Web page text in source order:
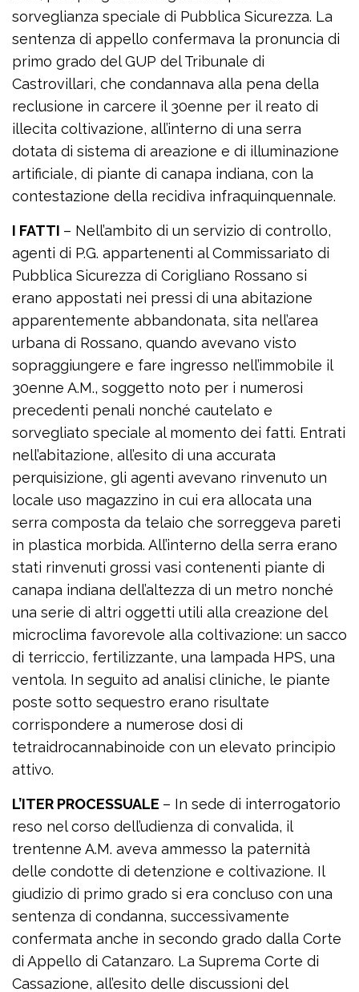
sorveglianza speciale di Pubblica Sicurezza. La
sentenza di appello confermava la pronuncia di
primo grado del GUP del Tribunale di
Castrovillari, che condannava alla pena della
reclusione in carcere il 30enne per il reato di
illecita coltivazione, all’interno di una serra
dotata di sistema di areazione e di illuminazione
artificiale, di piante di canapa indiana, con la
contestazione della recidiva infraquinquennale.
I FATTI – Nell’ambito di un servizio di controllo,
agenti di P.G. appartenenti al Commissariato di
Pubblica Sicurezza di Corigliano Rossano si
erano appostati nei pressi di una abitazione
apparentemente abbandonata, sita nell’area
urbana di Rossano, quando avevano visto
sopraggiungere e fare ingresso nell’immobile il
30enne A.M., soggetto noto per i numerosi
precedenti penali nonché cautelato e
sorvegliato speciale al momento dei fatti. Entrati
nell’abitazione, all’esito di una accurata
perquisizione, gli agenti avevano rinvenuto un
locale uso magazzino in cui era allocata una
serra composta da telaio che sorreggeva pareti
in plastica morbida. All’interno della serra erano
stati rinvenuti grossi vasi contenenti piante di
canapa indiana dell’altezza di un metro nonché
una serie di altri oggetti utili alla creazione del
microclima favorevole alla coltivazione: un sacco
di terriccio, fertilizzante, una lampada HPS, una
ventola. In seguito ad analisi cliniche, le piante
poste sotto sequestro erano risultate
corrispondere a numerose dosi di
tetraidrocannabinoide con un elevato principio
attivo.
L’ITER PROCESSUALE – In sede di interrogatorio
reso nel corso dell’udienza di convalida, il
trentenne A.M. aveva ammesso la paternità
delle condotte di detenzione e coltivazione. Il
giudizio di primo grado si era concluso con una
sentenza di condanna, successivamente
confermata anche in secondo grado dalla Corte
di Appello di Catanzaro. La Suprema Corte di
Cassazione, all’esito delle discussioni del